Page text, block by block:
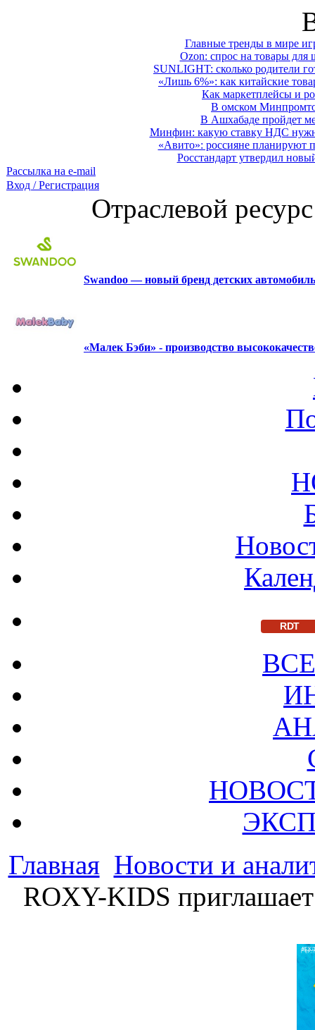
Главные тренды в мире
Ozon: спрос на товары для
SUNLIGHT: сколько родители
«Лишь 6%»: как китайские
Как маркетплейсы и
В омском
В Ашхабаде пройдет
Минфин: какую ставку НДС
«Авито»: россияне планируют
Росстандарт утвердил
Рассылка на e-mail
Вход / Регистрация
Отраслевой
Swandoo — новый бренд детских
«Малек Бэби» - производство
RDT
Главная Новости и
ROXY-KIDS